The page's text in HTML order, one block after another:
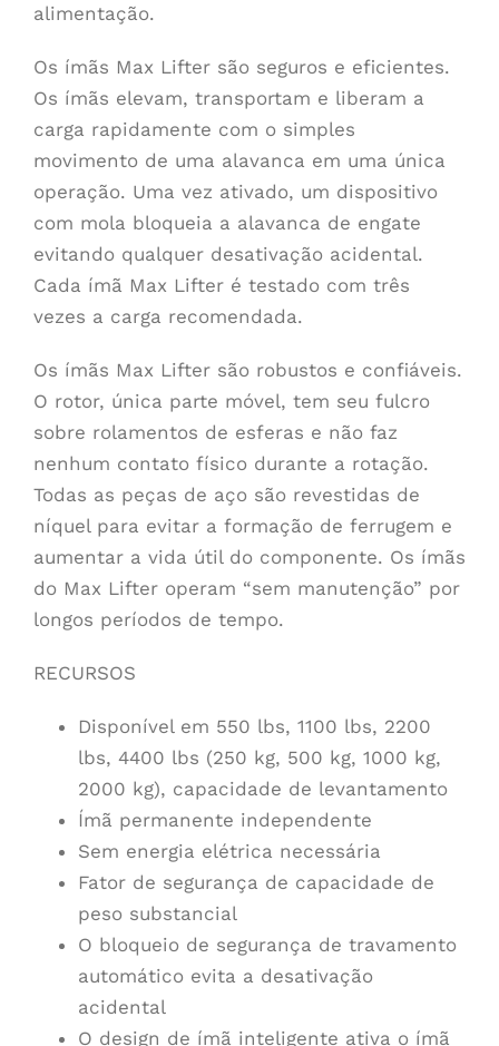
alimentação.
Os ímãs Max Lifter são seguros e eficientes.
Os ímãs elevam, transportam e liberam a
carga rapidamente com o simples
movimento de uma alavanca em uma única
operação. Uma vez ativado, um dispositivo
com mola bloqueia a alavanca de engate
evitando qualquer desativação acidental.
Cada ímã Max Lifter é testado com três
vezes a carga recomendada.
Os ímãs Max Lifter são robustos e confiáveis.
O rotor, única parte móvel, tem seu fulcro
sobre rolamentos de esferas e não faz
nenhum contato físico durante a rotação.
Todas as peças de aço são revestidas de
níquel para evitar a formação de ferrugem e
aumentar a vida útil do componente. Os ímãs
do Max Lifter operam “sem manutenção” por
longos períodos de tempo.
RECURSOS
Disponível em 550 lbs, 1100 lbs, 2200
lbs, 4400 lbs (250 kg, 500 kg, 1000 kg,
2000 kg), capacidade de levantamento
Ímã permanente independente
Sem energia elétrica necessária
Fator de segurança de capacidade de
peso substancial
O bloqueio de segurança de travamento
automático evita a desativação
acidental
O design de ímã inteligente ativa o ímã